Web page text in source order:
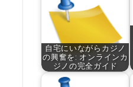
自宅にいながらカジノ
の興奮を: オンラインカ
ジノの完全ガイド